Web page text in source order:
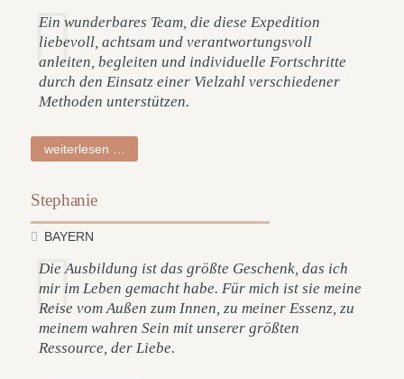
Ein wunderbares Team, die diese Expedition
liebevoll, achtsam und verantwortungsvoll
anleiten, begleiten und individuelle Fortschritte
durch den Einsatz einer Vielzahl verschiedener
Methoden unterstützen.
weiterlesen …
Stephanie
BAYERN
Die Ausbildung ist das größte Geschenk, das ich
mir im Leben gemacht habe. Für mich ist sie meine
Reise vom Außen zum Innen, zu meiner Essenz, zu
meinem wahren Sein mit unserer größten
Ressource, der Liebe.